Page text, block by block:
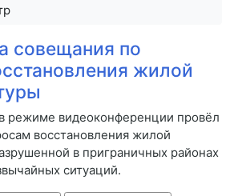
совещания по
жилой
в режиме видеоконференции провёл
восстановления жилой
в приграничных районах
ситуаций.